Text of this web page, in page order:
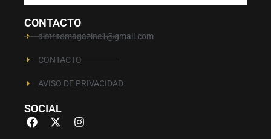
CONTACTO
distritomagazine1@gmail.com
CONTACTO
AVISO DE PRIVACIDAD
SOCIAL